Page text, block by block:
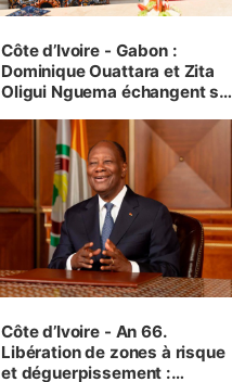
Côte d’Ivoire - Gabon :
Dominique Ouattara et Zita
Oligui Nguema échangent sur
femmes et des enfants
Côte d’Ivoire - An 66.
Libération de zones à risque
et déguerpissement :